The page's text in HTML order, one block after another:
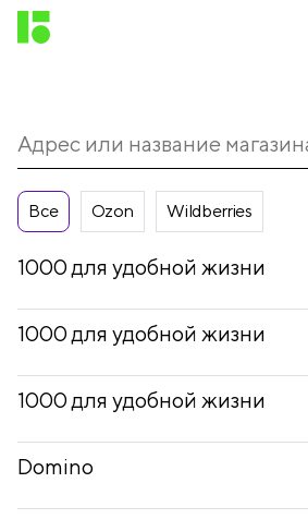
Все Ozon Wildberries
1000 для удобной жизни
1000 для удобной жизни
1000 для удобной жизни
Domino